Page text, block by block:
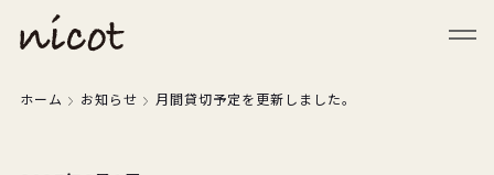
ホーム お知らせ 月間貸切予定を更新しました。